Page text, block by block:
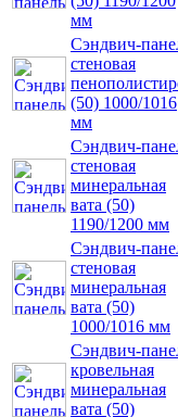
мм
Сэндвич-
стеновая
(50) 1000/1016
мм
Сэндвич-
стеновая
минеральная
вата (50)
1190/1200 мм
Сэндвич-
стеновая
минеральная
вата (50)
1000/1016 мм
Сэндвич-
кровельная
минеральная
вата (50)